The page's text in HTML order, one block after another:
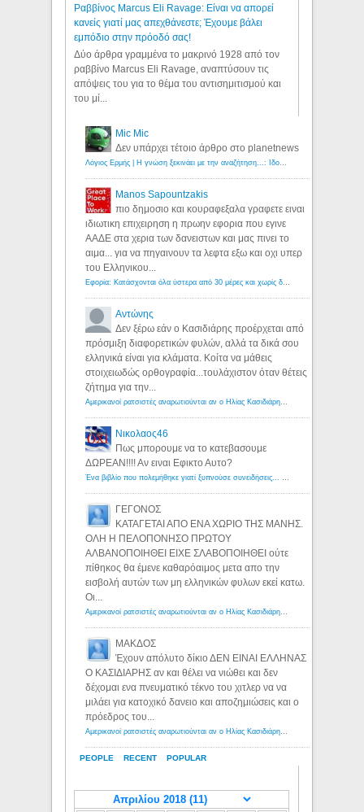
Ραββίνος Marcus Eli Ravage: Είναι να απορεί
κανείς γιατί μας απεχθάνεστε; Έχουμε βάλει
εμπόδιο στην πρόοδό σας!
Δύο άρθρα γραμμένα το μακρινό 1928 από τον
ραββίνο Marcus Eli Ravage, αναπτύσουν τις
απόψεις του για το θέμα του αντισημιτισμού και
του μί...
PEOPLE RECENT POPULAR
Mic Mic
Δεν υπάρχει τέτοιο άρθρο στο planetnews
Manos Sapountzakis
πιο δημοσιο και κουραφεξαλα γραφετε ειναι
ιδιωτικη επιχειρηση η πρωην εφορια που εγινε
ΑΑΔΕ στα χερια των δανειστων και μας πινει το
αιμα... για να πηγαινουν τα λεφτα εξω και οχι υπερ
του Ελληνικου...
Αντώνης
Δεν ξέρω εάν ο Κασιδιάρης προέρχεται από
πρόσμιξη διαφορετικών φυλών, αλλά τα δικά σου
ελληνικά είναι για κλάματα. Κοίτα να μάθεις
στοιχειωδώς ορθογραφία...τουλάχιστον όταν θέτεις
ζήτημα για την...
Νικολαος46
Πως μπορουμε να το κατεβασουμε
ΔΩΡΕΑΝ!!!! Αν ειναι Εφικτο Αυτο?
ΓΕΓΟΝΟΣ
ΚΑΤΑΓΕΤΑΙ ΑΠΟ ΕΝΑ ΧΩΡΙΟ ΤΗΣ ΜΑΝΗΣ.
ΟΛΗ Η ΠΕΛΟΠΟΝΗΣΟ ΠΡΩΤΟΥ
ΑΛΒΑΝΟΠΟΙΗΘΕΙ ΕΙΧΕ ΣΛΑΒΟΠΟΙΗΘΕΙ ούτε
πίθηκος θα έμενε καθαρόαιμος μετα απο την
εισβολή αυτών των μη ελληνικών φυλων εκεί κατω.
Οι...
ΜΑΚΔΟΣ
Έχουν απόλυτο δίκιο ΔΕΝ ΕΙΝΑΙ ΕΛΛΗΝΑΣ
Ο ΚΑΣΙΔΙΑΡΗΣ αν και θέλει να νιώθει και δεν
δέχομαι ενα πνευματικό τέκνο του χιτλερ να να
μιλάει για κατοχικό δανειο και αποζημιώσεις και ο
πρόεδρος του...